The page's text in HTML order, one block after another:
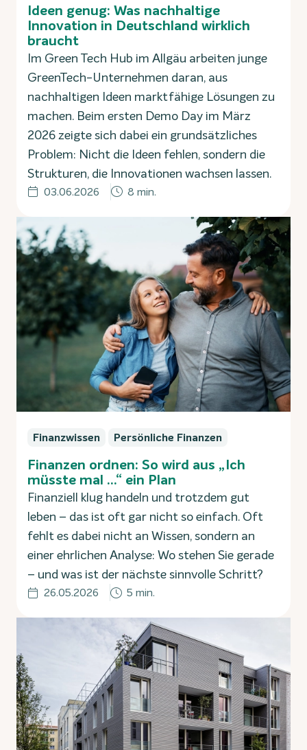
Ideen genug: Was nachhaltige
Innovation in Deutschland wirklich
braucht
Im Green Tech Hub im Allgäu arbeiten junge
GreenTech-Unternehmen daran, aus
nachhaltigen Ideen marktfähige Lösungen zu
machen. Beim ersten Demo Day im März
2026 zeigte sich dabei ein grundsätzliches
Problem: Nicht die Ideen fehlen, sondern die
Strukturen, die Innovationen wachsen lassen.
03.06.2026 8 min.
Finanzwissen Persönliche Finanzen
Finanzen ordnen: So wird aus „Ich
müsste mal …“ ein Plan
Finanziell klug handeln und trotzdem gut
leben – das ist oft gar nicht so einfach. Oft
fehlt es dabei nicht an Wissen, sondern an
einer ehrlichen Analyse: Wo stehen Sie gerade
– und was ist der nächste sinnvolle Schritt?
26.05.2026 5 min.